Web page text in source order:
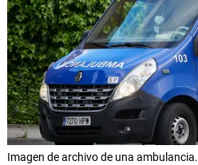
Imagen de archivo de una ambulancia.